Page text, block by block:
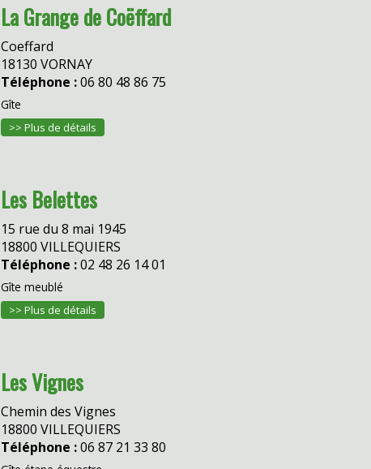
La Grange de Coëffard
Coeffard
18130 VORNAY
Téléphone :06 80 48 86 75
Gîte
>> Plus de détails
Les Belettes
15 rue du 8 mai 1945
18800 VILLEQUIERS
Téléphone :02 48 26 14 01
Gîte meublé
>> Plus de détails
Les Vignes
Chemin des Vignes
18800 VILLEQUIERS
Téléphone :06 87 21 33 80